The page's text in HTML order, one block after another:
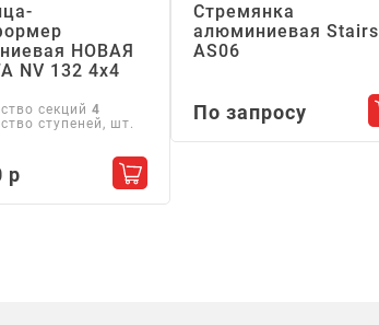
НОВАЯ
NV 132 4х4
секций 4
ступеней, шт.
р Добавить в корзину
Стремянка
алюминиевая Stairs
АS06
По запросу